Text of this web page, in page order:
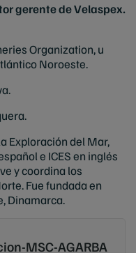
gerente de Velaspex.
Organization, u
Noroeste.
Exploración del Mar,
e ICES en inglés
y coordina los
Fue fundada en
Dinamarca.
MSC-AGARBA